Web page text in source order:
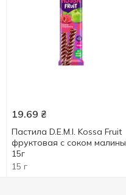
19.69 ₴
Пастила D.E.M.I. Kossa Fruit
фруктовая с соком малины
15г
15 г